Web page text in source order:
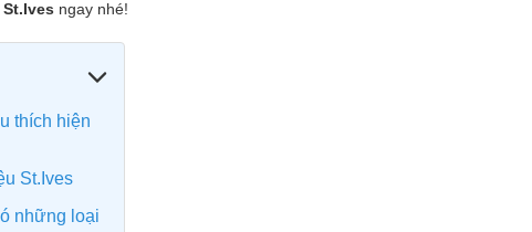
ngay nhé!
thích hiện
St.Ives
những loại